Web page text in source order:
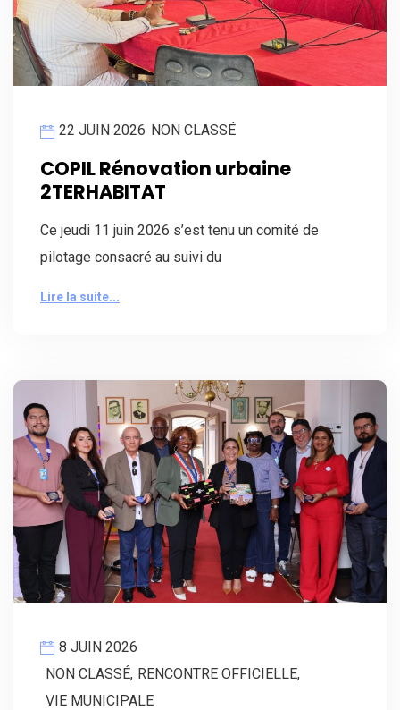
22 JUIN 2026 NON CLASSÉ
COPIL Rénovation urbaine
2TERHABITAT
Ce jeudi 11 juin 2026 s’est tenu un comité de
pilotage consacré au suivi du
Lire la suite...
8 JUIN 2026
NON CLASSÉ, RENCONTRE OFFICIELLE,
VIE MUNICIPALE